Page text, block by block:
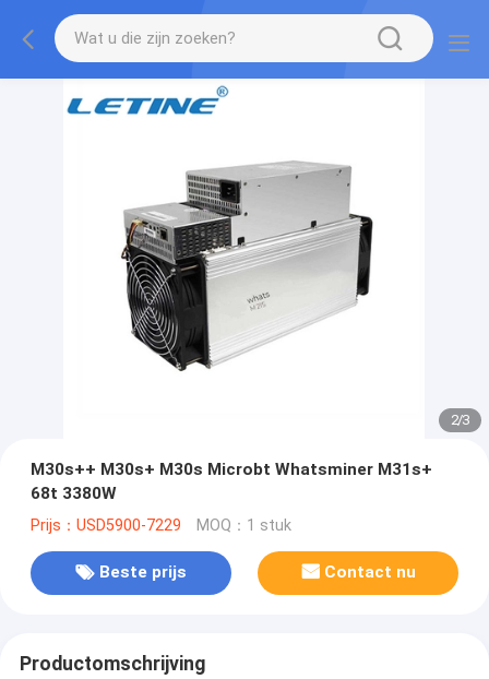
2/3
M30s++ M30s+ M30s Microbt Whatsminer M31s+
68t 3380W
Prijs：USD5900-7229 MOQ：1 stuk
Beste prijs Contact nu
Productomschrijving